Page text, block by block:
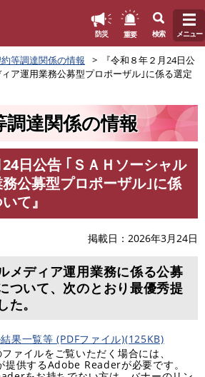
防災 重要 検索 メニュー
等調達関係の情報
『令和８年２月24日公
ア運用業務公募型プロポーザル｣に係る選定
調達関係の情報
24日公告 ｢ＳＡＨソーシャル
公募型プロポーザル｣に係
て』
掲載日 2026年3月24日
メディア運用業務に係る公募
ついて、次のとおり最優秀提
。
果一覧等 (PDFファイル)(125KB)
ァイルをご覧いただく場合には、
供するAdobe Readerが必要です。